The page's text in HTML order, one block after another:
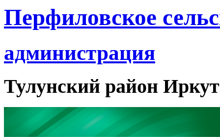
Перфиловское
администрация
Тулунский район